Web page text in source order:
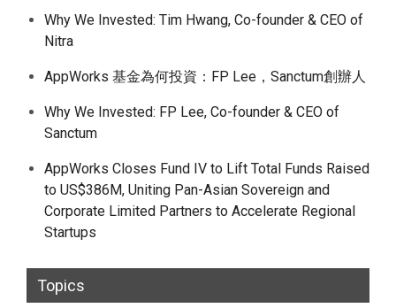
Why We Invested: Tim Hwang, Co-founder & CEO of
Nitra
AppWorks 基金為何投資：FP Lee，Sanctum創辦人
Why We Invested: FP Lee, Co-founder & CEO of
Sanctum
AppWorks Closes Fund IV to Lift Total Funds Raised
to US$386M, Uniting Pan-Asian Sovereign and
Corporate Limited Partners to Accelerate Regional
Startups
Topics